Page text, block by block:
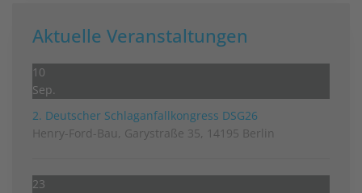
Aktuelle Veranstaltungen
10
Sep.
2. Deutscher Schlag­anfall­kongress DSG26
Henry-Ford-Bau, Garystraße 35, 14195 Berlin
23